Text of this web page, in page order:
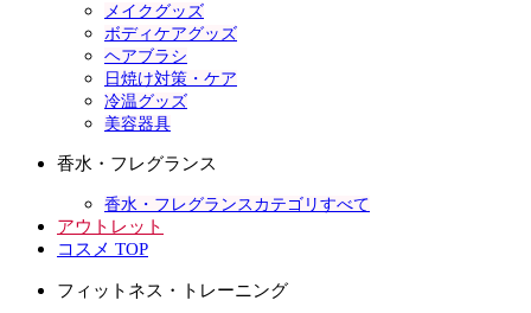
メイクグッズ
ボディケアグッズ
ヘアブラシ
日焼け対策・ケア
冷温グッズ
美容器具
香水・フレグランス
香水・フレグランスカテゴリすべて
アウトレット
コスメ TOP
フィットネス・トレーニング